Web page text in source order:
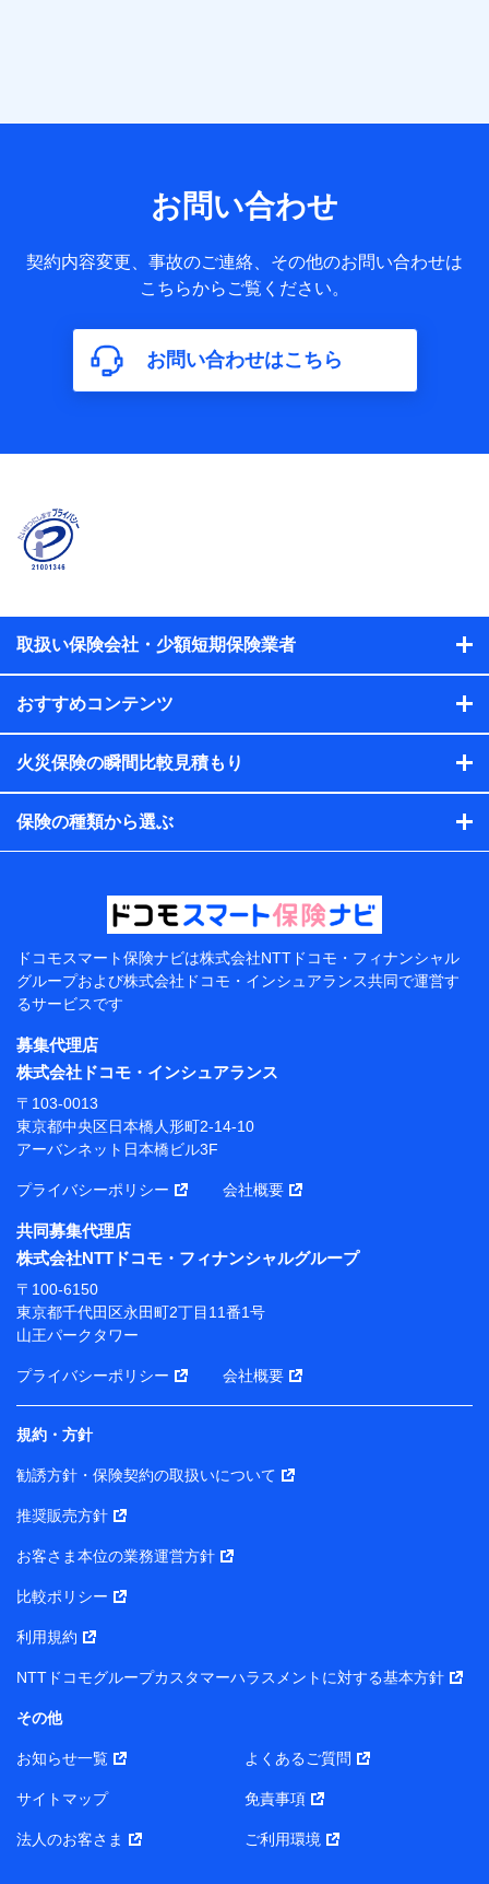
送信履歴などの情報）が含まれます。
約に関する情報。例として、保険契約者及び被保険者の氏
名、住所、生年月日、性別、保険契約者と被保険者の関係、
保険加入の目的、保険商品の内容、保険料、保険料のお支払
年数などの情報、ペットの種類や年齢などの情報などが含ま
れます。
【共同して利用する者の範囲】
株式会社NTTドコモ
当社又は株式会社NTTドコモが提供する保険関連サービスに
おけるユーザ登録受付および管理のため
当社又は株式会社NTTドコモと取引のあるもしくは委託を受
れらに付帯、関連する当社、株式会社NTTドコモおよび提携
会社のサービスを案内、提供するため
析して、お客さまの趣味・嗜好・傾向に応じたサービス・商
各種セミナーの開催のため
コンサルティングサービスの実施のため
アンケートやキャンペーン等の実施のため
上記に係る案内・手続き・管理等付帯業務を行うため
当該個人データを取り扱う各共同利用者（詳細は次のと
東京都千代田区永田町2丁目11番1号 山王パークタワー
株式会社NTTドコモ 代表取締役社長 前田 義晃
東京都中央区日本橋人形町2-14-10 アーバンネット日
本橋ビル 3F
長 吉村 忠義
※ 当社および株式会社NTTドコモは、お客さまの情報
ソナルデータ憲章」に定める行動原則を順守します 。
※ パーソナルデータダッシュボードの「第三者提供の
管理」の設定状態にかかわらず、共同利用する場合があ
ります。
※ dポイントクラブ会員ではないお客さま（2019年12
月11日以降、一度もdポイントクラブ会員であったこと
がないお客さまに限る）に関する、2019年12月10日以
前に取得した個人データは、こちら の利用目的の範囲内
当社は株式会社NTTドコモ・フィナンシャルグループ
との間で、以下のとおり個人データを共同利用しま
す。
【共同して利用される利用データの項目】
当社または株式会社NTTドコモ・フィナンシャルグルー
の個人データ
基本情報
性、連絡先、dポイントサービスのご利用に関する情報。例
所、dポイント残高、dポイント利用履歴などが含まれます。
当社または株式会社NTTドコモ・フィナンシャルグループが
報。例として、当社または株式会社NTTドコモ・フィナンシ
履歴インターネット利用時の行動に関する情報、アプリケー
お問い合わせ
契約内容変更、事故のご連絡、その他のお問い合わせは
こちらからご覧ください。
お問い合わせはこちら
取扱い保険会社・少額短期保険業者
おすすめコンテンツ
火災保険の瞬間比較見積もり
保険の種類から選ぶ
ドコモスマート保険ナビは株式会社NTTドコモ・フィナンシャル
グループおよび株式会社ドコモ・インシュアランス共同で運営す
るサービスです
募集代理店
株式会社ドコモ・インシュアランス
〒103-0013
東京都中央区日本橋人形町2-14-10
アーバンネット日本橋ビル3F
プライバシーポリシー 会社概要
共同募集代理店
株式会社NTTドコモ・フィナンシャルグループ
〒100-6150
東京都千代田区永田町2丁目11番1号
山王パークタワー
プライバシーポリシー 会社概要
規約・方針
勧誘方針・保険契約の取扱いについて
推奨販売方針
お客さま本位の業務運営方針
比較ポリシー
利用規約
NTTドコモグループカスタマーハラスメントに対する基本方針
その他
お知らせ一覧 よくあるご質問
サイトマップ 免責事項
法人のお客さま ご利用環境